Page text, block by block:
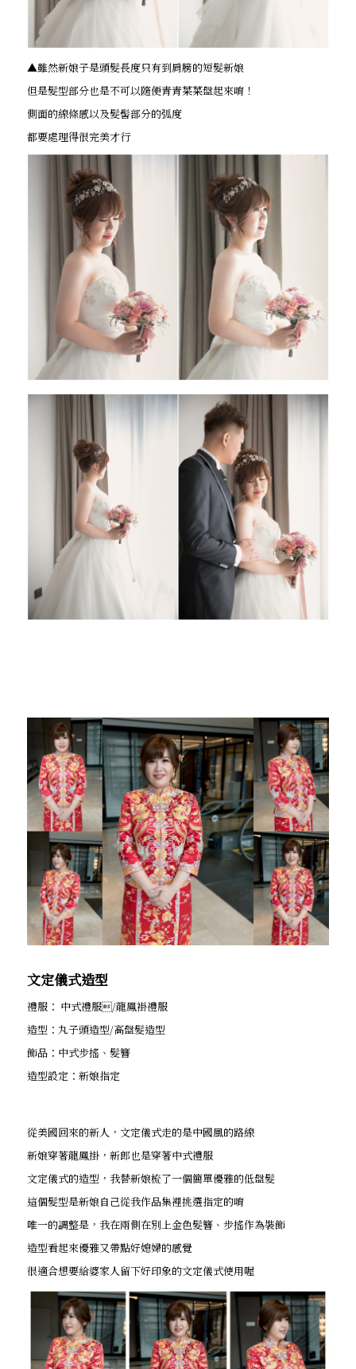
▲雖然新娘子是頭髮長度只有到肩膀的短髮新娘
但是髮型部分也是不可以隨便青青菜菜盤起來唷！
側面的線條感以及髮髻部分的弧度
都要處理得很完美才行
文定儀式造型
禮服： 中式禮服/龍鳳褂禮服
造型：丸子頭造型/高盤髮造型
飾品：中式步搖、髮簪
造型設定：新娘指定
從美國回來的新人，文定儀式走的是中國風的路線
新娘穿著龍鳳掛，新郎也是穿著中式禮服
文定儀式的造型，我替新娘梳了一個簡單優雅的低盤髮
這個髮型是新娘自己從我作品集裡挑選指定的唷
唯一的調整是，我在兩側在別上金色髮簪、步搖作為裝飾
造型看起來優雅又帶點好媳婦的感覺
很適合想要給婆家人留下好印象的文定儀式使用喔